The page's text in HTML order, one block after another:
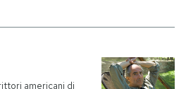
americani di